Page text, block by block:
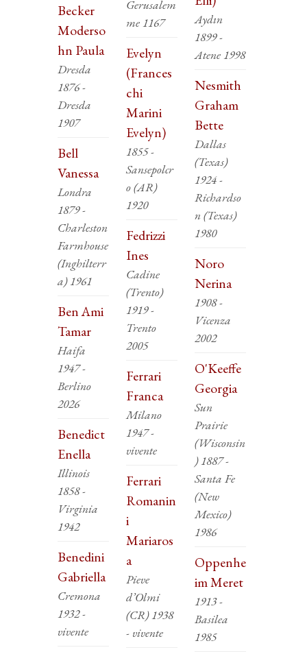
Becker
Moderso
hn Paula
Dresda
1876 -
Dresda
1907
Bell
Vanessa
Londra
1879 -
Charleston
Farmhouse
(Inghilterr
a) 1961
Ben Ami
Tamar
Haifa
1947 -
Berlino
2026
Benedict
Enella
Illinois
1858 -
Virginia
1942
Benedini
Gabriella
Cremona
1932 -
vivente
Gerusalem
me 1167
Evelyn
(Frances
chi
Marini
Evelyn)
1855 -
Sansepolcr
o (AR)
1920
Fedrizzi
Ines
Cadine
(Trento)
1919 -
Trento
2005
Ferrari
Franca
Milano
1947 -
vivente
Ferrari
Romanin
i
Mariaros
a
Pieve
d’Olmi
(CR) 1938
- vivente
Aydın
1899 -
Atene 1998
Nesmith
Graham
Bette
Dallas
(Texas)
1924 -
Richardso
n (Texas)
1980
Noro
Nerina
1908 -
Vicenza
2002
O'Keeffe
Georgia
Sun
Prairie
(Wisconsin
) 1887 -
Santa Fe
(New
Mexico)
1986
Oppenhe
im Meret
1913 -
Basilea
1985